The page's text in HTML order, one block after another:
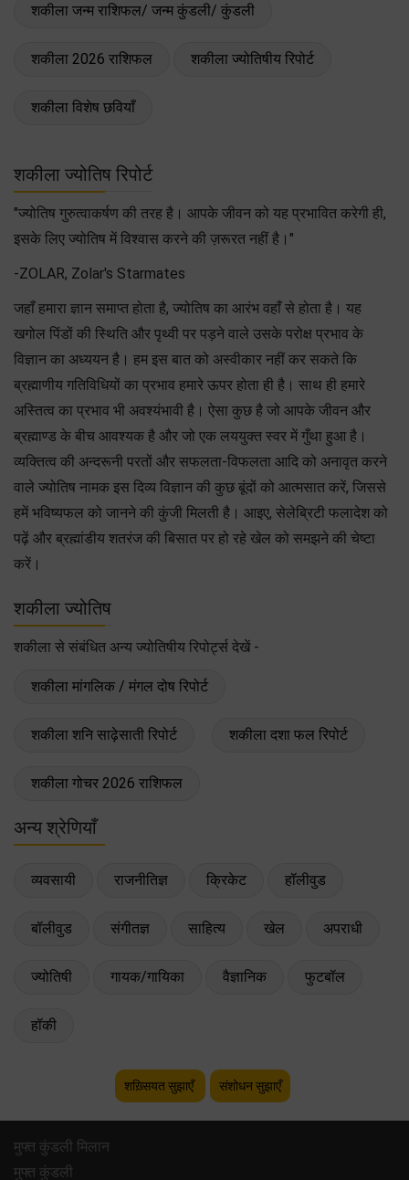
शकीला जन्म राशिफल/ जन्म कुंडली/ कुंडली
शकीला 2026 राशिफल शकीला ज्योतिषीय रिपोर्ट
शकीला विशेष छवियाँ
शकीला ज्योतिष रिपोर्ट
"ज्योतिष गुरुत्वाकर्षण की तरह है। आपके जीवन को यह प्रभावित करेगी ही,
इसके लिए ज्योतिष में विश्वास करने की ज़रूरत नहीं है।"
-ZOLAR, Zolar's Starmates
जहाँ हमारा ज्ञान समाप्त होता है, ज्योतिष का आरंभ वहाँ से होता है। यह
खगोल पिंडों की स्थिति और पृथ्वी पर पड़ने वाले उसके परोक्ष प्रभाव के
विज्ञान का अध्ययन है। हम इस बात को अस्वीकार नहीं कर सकते कि
ब्रह्माणीय गतिविधियों का प्रभाव हमारे ऊपर होता ही है। साथ ही हमारे
अस्तित्व का प्रभाव भी अवश्यंभावी है। ऐसा कुछ है जो आपके जीवन और
ब्रह्माण्ड के बीच आवश्यक है और जो एक लययुक्त स्वर में गुँथा हुआ है।
व्यक्तित्व की अन्दरूनी परतों और सफलता-विफलता आदि को अनावृत करने
वाले ज्योतिष नामक इस दिव्य विज्ञान की कुछ बूंदों को आत्मसात करें, जिससे
हमें भविष्यफल को जानने की कुंजी मिलती है। आइए, सेलेब्रिटी फलादेश को
पढ़ें और ब्रह्मांडीय शतरंज की बिसात पर हो रहे खेल को समझने की चेष्टा
करें।
शकीला ज्योतिष
शकीला से संबंधित अन्य ज्योतिषीय रिपोर्ट्स देखें -
शकीला मांगलिक / मंगल दोष रिपोर्ट
शकीला शनि साढ़ेसाती रिपोर्ट शकीला दशा फल रिपोर्ट
शकीला गोचर 2026 राशिफल
अन्य श्रेणियाँ
व्यवसायी राजनीतिज्ञ क्रिकेट हॉलीवुड
बॉलीवुड संगीतज्ञ साहित्य खेल अपराधी
ज्योतिषी गायक/गायिका वैज्ञानिक फुटबॉल
हॉकी
शख़्सियत सुझाएँ संशोधन सुझाएँ
मुफ्त कुंडली मिलान
मुफ्त कुंडली